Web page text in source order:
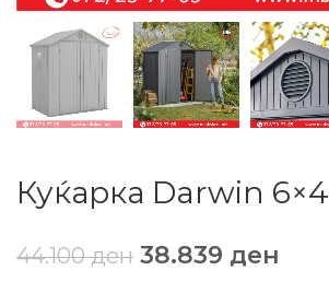
Куќарка Darwin 6×4
44.100ден 38.839 ден